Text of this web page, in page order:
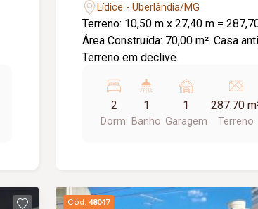
Lídice - Uberlândia/MG
Terreno: 10,50 m x 27,40 m =
Área Construída: 70,00 m². Casa antiga.
Terreno em declive.
2
Dorm.
1
Banho
1
Garagem
287.70
Terreno
Cód. 48047